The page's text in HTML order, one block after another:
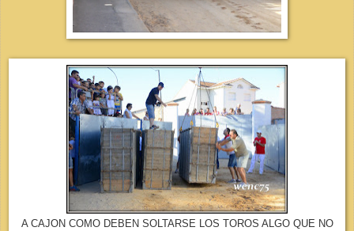
A CAJON COMO DEBEN SOLTARSE LOS TOROS ALGO QUE NO